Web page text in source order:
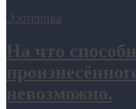
Эзотерика
На что
невозможно.